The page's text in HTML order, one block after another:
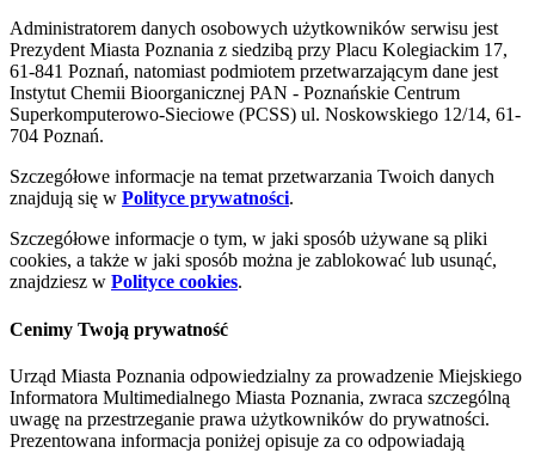
Administratorem danych osobowych użytkowników serwisu jest
Prezydent Miasta Poznania z siedzibą przy Placu Kolegiackim 17,
61-841 Poznań, natomiast podmiotem przetwarzającym dane jest
Instytut Chemii Bioorganicznej PAN - Poznańskie Centrum
Superkomputerowo-Sieciowe (PCSS) ul. Noskowskiego 12/14, 61-
704 Poznań.
Szczegółowe informacje na temat przetwarzania Twoich danych
znajdują się w Polityce prywatności.
Szczegółowe informacje o tym, w jaki sposób używane są pliki
cookies, a także w jaki sposób można je zablokować lub usunąć,
znajdziesz w Polityce cookies.
Cenimy Twoją prywatność
Urząd Miasta Poznania odpowiedzialny za prowadzenie Miejskiego
Informatora Multimedialnego Miasta Poznania, zwraca szczególną
uwagę na przestrzeganie prawa użytkowników do prywatności.
Prezentowana informacja poniżej opisuje za co odpowiadają